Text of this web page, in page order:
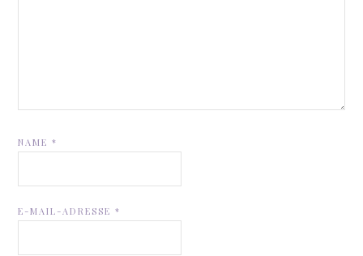
NAME*
E-MAIL-ADRESSE*